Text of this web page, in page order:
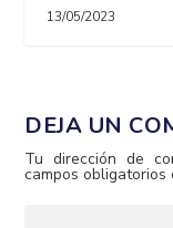
13/05/2023
DEJA UN
Tu dirección de
campos